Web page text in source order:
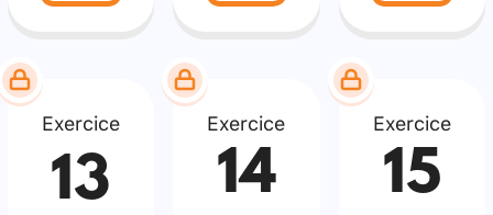
Exercice
13
Exercice
14
Exercice
15